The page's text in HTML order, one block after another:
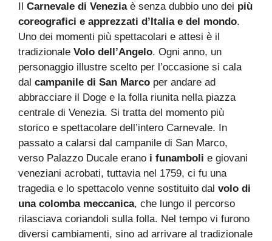
Carnevale di Veneziaè senza dubbio uno dei più
coreografici e apprezzati d’Italia e del mondo.
Uno dei momenti più spettacolari e attesi è il
tradizionale Volo dell’Angelo. Ogni anno, un
personaggio illustre scelto per l’occasione si cala
dal campanile di San Marco per andare ad
abbracciare il Doge e la folla riunita nella piazza
centrale di Venezia. Si tratta del momento più
storico e spettacolare dell’intero Carnevale. In
passato a calarsi dal campanile di San Marco,
verso Palazzo Ducale erano i funamboli e giovani
veneziani acrobati, tuttavia nel 1759, ci fu una
tragedia e lo spettacolo venne sostituito dal volo di
una colomba meccanica, che lungo il percorso
rilasciava coriandoli sulla folla. Nel tempo vi furono
diversi cambiamenti, sino ad arrivare al tradizionale